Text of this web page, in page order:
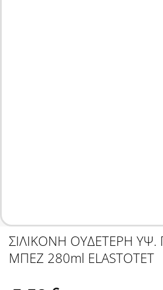
ΣΙΛΙΚΟΝΗ ΟΥΔΕΤΕΡΗ
ΜΠΕΖ 280ml ELASTOTET